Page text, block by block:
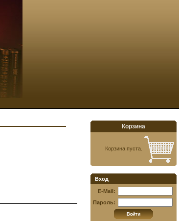
Корзина
Корзина пуста.
Вход
E-Mail:
Пароль: